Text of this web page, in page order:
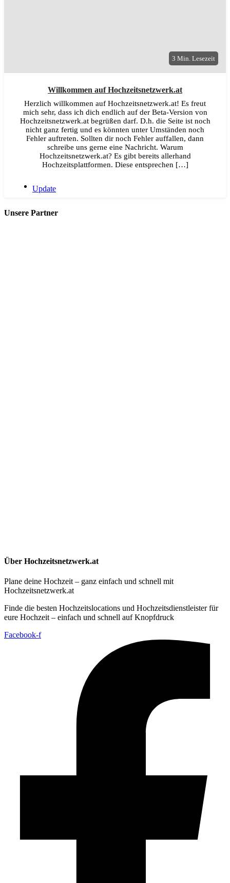
3 Min. Lesezeit
Willkommen auf Hochzeitsnetzwerk.at
Herzlich willkommen auf Hochzeitsnetzwerk.at! Es freut
mich sehr, dass ich dich endlich auf der Beta-Version von
Hochzeitsnetzwerk.at begrüßen darf. D.h. die Seite ist noch
nicht ganz fertig und es könnten unter Umständen noch
Fehler auftreten. Sollten dir noch Fehler auffallen, dann
schreibe uns gerne eine Nachricht. Warum
Hochzeitsnetzwerk.at? Es gibt bereits allerhand
Hochzeitsplattformen. Diese entsprechen […]
Update
Unsere Partner
Über Hochzeitsnetzwerk.at
Plane deine Hochzeit – ganz einfach und schnell mit
Hochzeitsnetzwerk.at
Finde die besten Hochzeitslocations und Hochzeitsdienstleister für
eure Hochzeit – einfach und schnell auf Knopfdruck
Facebook-f